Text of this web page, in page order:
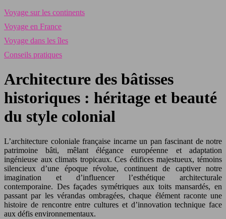
Voyage sur les continents
Voyage en France
Voyage dans les îles
Conseils pratiques
Architecture des bâtisses
historiques : héritage et beauté
du style colonial
L’architecture coloniale française incarne un pan fascinant de notre
patrimoine bâti, mêlant élégance européenne et adaptation
ingénieuse aux climats tropicaux. Ces édifices majestueux, témoins
silencieux d’une époque révolue, continuent de captiver notre
imagination et d’influencer l’esthétique architecturale
contemporaine. Des façades symétriques aux toits mansardés, en
passant par les vérandas ombragées, chaque élément raconte une
histoire de rencontre entre cultures et d’innovation technique face
aux défis environnementaux.